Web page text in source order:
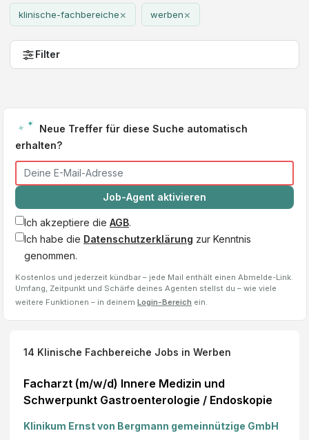
klinische-fachbereiche× werben×
Filter
Neue Treffer für diese Suche automatisch
erhalten?
Job-Agent aktivieren
Ich akzeptiere die AGB.
Ich habe die Datenschutzerklärung zur Kenntnis
genommen.
Kostenlos und jederzeit kündbar – jede Mail enthält einen Abmelde-Link.
Umfang, Zeitpunkt und Schärfe deines Agenten stellst du – wie viele
weitere Funktionen – in deinem Login-Bereich ein.
14 Klinische Fachbereiche Jobs in Werben
Facharzt (m/w/d) Innere Medizin und
Schwerpunkt Gastroenterologie / Endoskopie
Klinikum Ernst von Bergmann gemeinnützige GmbH